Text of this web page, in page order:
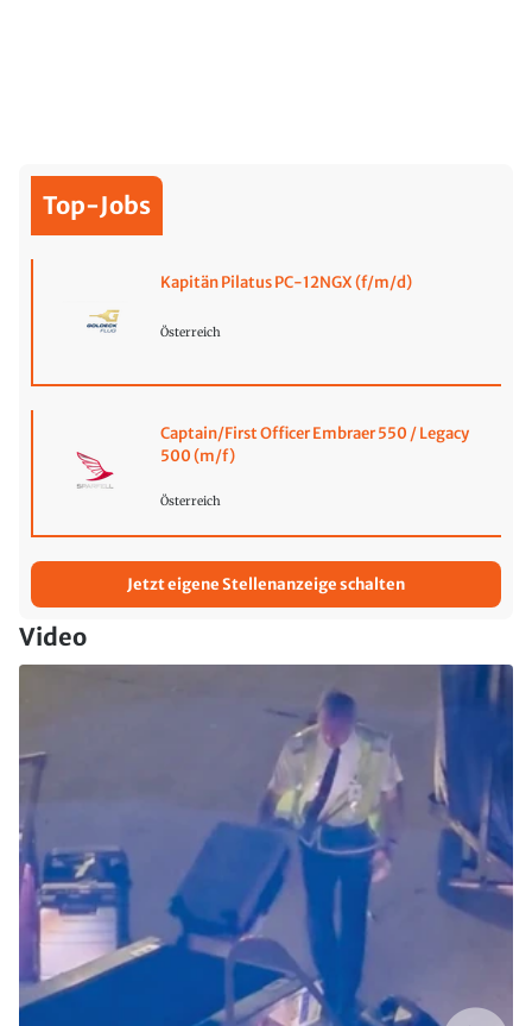
Top-Jobs
Kapitän Pilatus PC-12NGX (f/m/d)
Österreich
Captain/First Officer Embraer 550 / Legacy
500 (m/f)
Österreich
Jetzt eigene Stellenanzeige schalten
Video